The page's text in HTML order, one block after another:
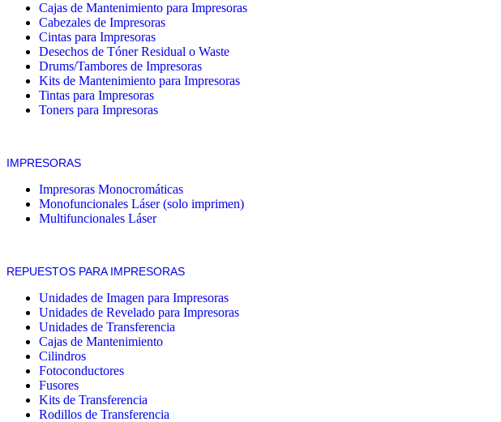
Cajas de Mantenimiento para Impresoras
Cabezales de Impresoras
Cintas para Impresoras
Desechos de Tóner Residual o Waste
Drums/Tambores de Impresoras
Kits de Mantenimiento para Impresoras
Tintas para Impresoras
Toners para Impresoras
IMPRESORAS
Impresoras Monocromáticas
Monofuncionales Láser (solo imprimen)
Multifuncionales Láser
REPUESTOS PARA IMPRESORAS
Unidades de Imagen para Impresoras
Unidades de Revelado para Impresoras
Unidades de Transferencia
Cajas de Mantenimiento
Cilindros
Fotoconductores
Fusores
Kits de Transferencia
Rodillos de Transferencia